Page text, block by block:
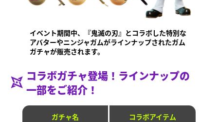
イベント期間中、『鬼滅の刃』とコラボした特別な
アバターやニンジャガムがラインナップされたガム
ガチャが販売されます。
コラボガチャ登場！ラインナップの
一部をご紹介！
ガチャ名 コラボアイテム